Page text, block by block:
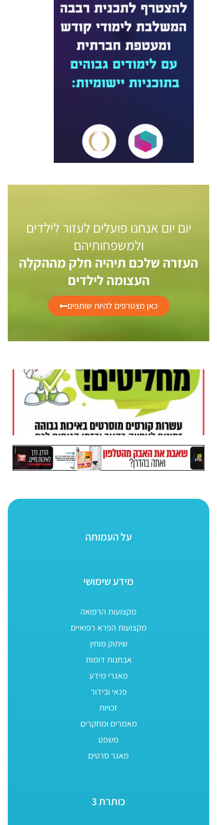
יום יום אנחנו פועלים לעזור לילדים
ולמשפחותיהם
העזרה שלכם תיהיה חלק מההקלה
העצומה לילדים
כאן מצטרפים להיות שותפים
על העמותה
מידע שימושי
מקצועות הרפואה
מקצועות הפרא רפואיים
שיתוק מוחין
אבחנות דומות
מאגרי מידע
פנאי ובידור
זכויות
מאמרים ומחקרים
משפט
מאגר סרטים
כותרת 3